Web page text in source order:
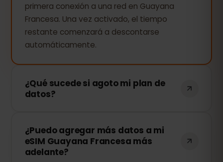
primera conexión a una red en Guayana
Francesa. Una vez activado, el tiempo
restante comenzará a descontarse
automáticamente.
¿Qué sucede si agoto mi plan de
datos?
conexión se detendrá. Puedes recargar
tu eSIM fácilmente desde tu panel de
control de eSIMFOX y continuar
¿Puedo agregar más datos a mi
eSIM Guayana Francesa más
adelante?